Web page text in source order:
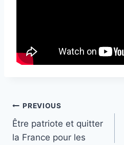
Post
navigation
PREVIOUS
Être patriote et quitter
la France pour les